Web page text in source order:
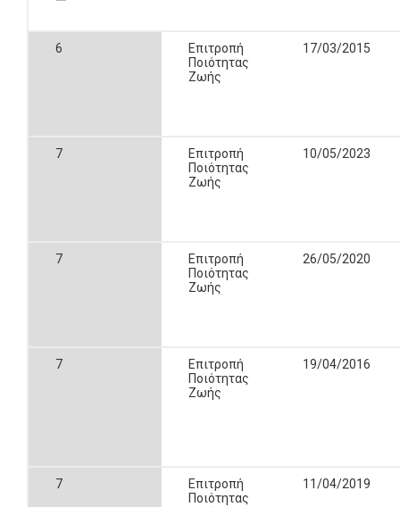
6
Επιτροπή
Ποιότητας
Ζωής
17/03/2015
7
Επιτροπή
Ποιότητας
Ζωής
10/05/2023
7
Επιτροπή
Ποιότητας
Ζωής
26/05/2020
7
Επιτροπή
Ποιότητας
Ζωής
19/04/2016
7
Επιτροπή
Ποιότητας
11/04/2019